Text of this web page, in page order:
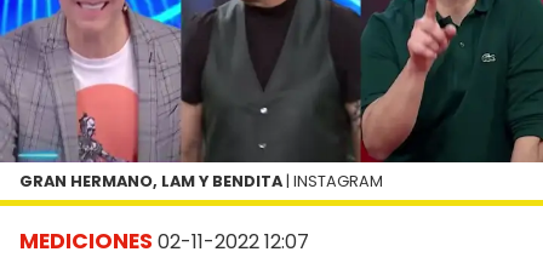
MEDICIONES 02-11-2022 12:07
GRAN HERMANO, LAM Y BENDITA | INSTAGRAM